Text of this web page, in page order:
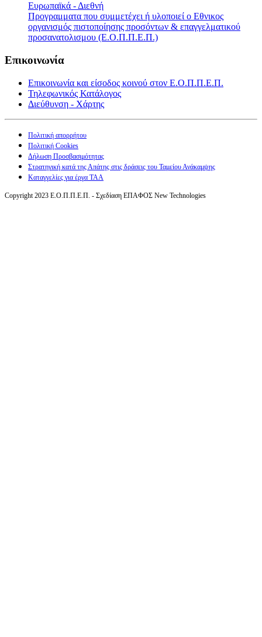
Ευρωπαϊκά - Διεθνή
Προγραμματα που συμμετέχει ή υλοποιεί ο Εθνικος
οργανισμός πιστοποίησης προσόντων & επαγγελματικού
προσανατολισμου (Ε.Ο.Π.Π.Ε.Π.)
Επικοινωνία
Επικοινωνία και είσοδος κοινού στον Ε.Ο.Π.Π.Ε.Π.
Τηλεφωνικός Κατάλογος
Διεύθυνση - Χάρτης
Πολιτική απορρήτου
Πολιτική Cookies
Δήλωση Προσβασιμότητας
Στρατηγική κατά της Απάτης στις δράσεις του Ταμείου Ανάκαμψης
Καταγγελίες για έργα ΤΑΑ
Copyright 2023 Ε.Ο.Π.Π.Ε.Π. - Σχεδίαση ΕΠΑΦΟΣ New Technologies